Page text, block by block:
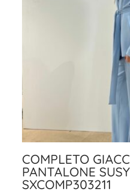
COMPLETO
PANTALONE
SXCOMP303211